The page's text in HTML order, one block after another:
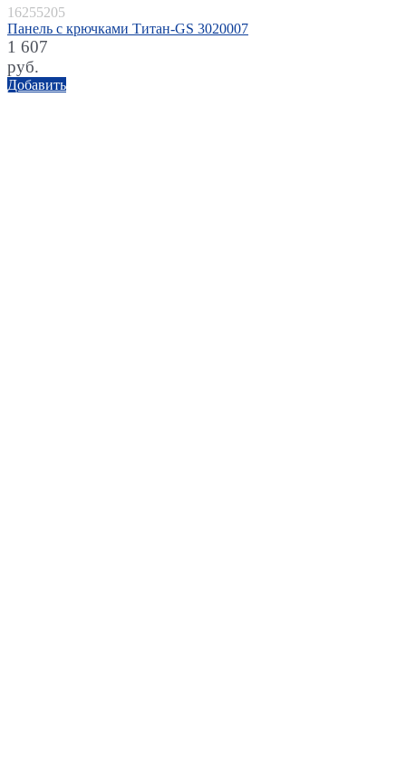
16255205
Панель с крючками Титан-GS 3020007
1 607
руб.
Добавить